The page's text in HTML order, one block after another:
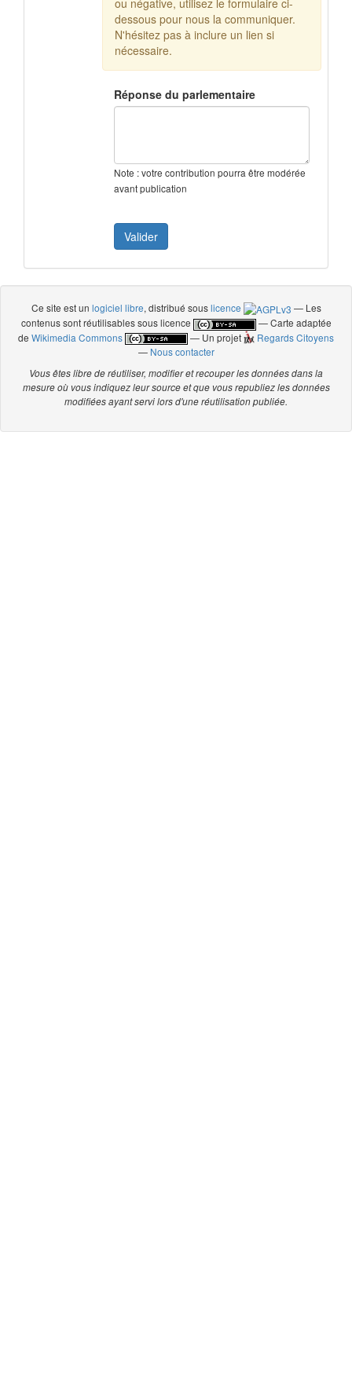
dessous pour nous la communiquer.
N'hésitez pas à inclure un lien si
nécessaire.
Réponse du parlementaire
Note : votre contribution pourra être modérée
avant publication
Ce site est un logiciel libre, distribué souslicence
— Les
contenus sont réutilisables sous licence
— Carte adaptée
deWikimedia Commons — Un projet
Regards Citoyens
— Nous contacter
Vous êtes libre de réutiliser, modifier et recouper les données dans la
mesure où vous indiquez leur source et que vous republiez les données
modifiées ayant servi lors d'une réutilisation publiée.